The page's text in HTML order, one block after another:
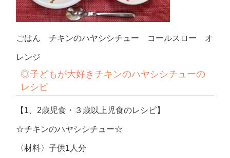
ごはん チキンのハヤシシチュー コールスロー オ
レンジ
◎子どもが大好きチキンのハヤシシチューの
レシピ
【1、2歳児食・３歳以上児食のレシピ】
☆チキンのハヤシシチュー☆
〈材料〉子供1人分